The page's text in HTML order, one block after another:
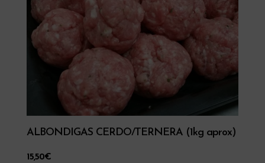
ALBONDIGAS CERDO/TERNERA (1kg aprox)
15,50€